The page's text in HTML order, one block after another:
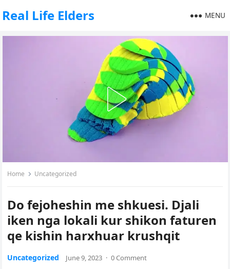
Real Life Elders MENU
Home Uncategorized
Do fejoheshin me shkuesi. Djali
iken nga lokali kur shikon faturen
qe kishin harxhuar krushqit
Uncategorized June 9, 2023 · 0 Comment